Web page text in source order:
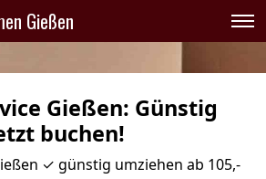
Gießen
Gießen: Günstig
buchen!
✓ günstig umziehen ab 105,-